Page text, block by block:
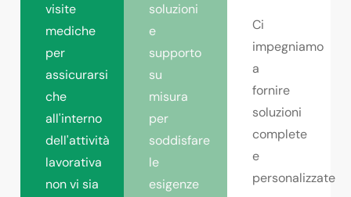
visite
mediche
per
assicurarsi
che
all'interno
dell'attività
lavorativa
non vi sia
soluzioni
e
supporto
su
misura
per
soddisfare
le
esigenze
Ci
impegniamo
a
fornire
soluzioni
complete
e
personalizzate